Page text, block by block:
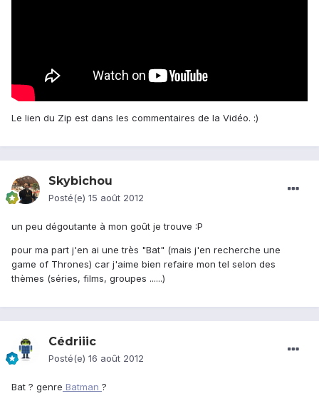
Le lien du Zip est dans les commentaires de la Vidéo. :)
Skybichou
Posté(e) 15 août 2012
un peu dégoutante à mon goût je trouve :P
pour ma part j'en ai une très "Bat" (mais j'en recherche une
game of Thrones) car j'aime bien refaire mon tel selon des
thèmes (séries, films, groupes ......)
Cédriiic
Posté(e) 16 août 2012
Bat ? genre Batman ?